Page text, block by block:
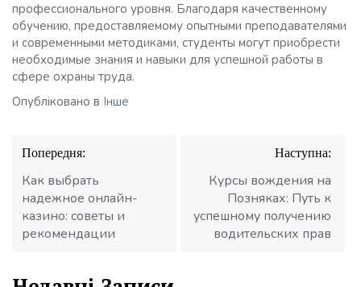
профессионального уровня. Благодаря качественному
обучению, предоставляемому опытными преподавателями
и современными методиками, студенты могут приобрести
необходимые знания и навыки для успешной работы в
сфере охраны труда.
Опубліковано в Інше
Навігація
записів
Попередня:
Как выбрать
надежное онлайн-
казино: советы и
рекомендации
Наступна:
Курсы вождения на
Позняках: Путь к
успешному получению
водительских прав